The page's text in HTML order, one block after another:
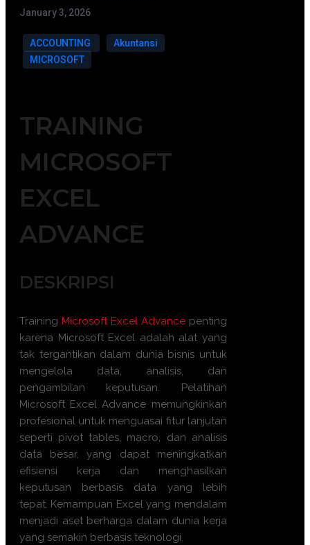
January 3, 2026
ACCOUNTING
Akuntansi
MICROSOFT
TRAINING
MICROSOFT
EXCEL
ADVANCE
DESKRIPSI
Training Microsoft Excel Advancepenting
karena Microsoft Excel adalah alat yang
tak tergantikan dalam dunia bisnis untuk
mengelola data, analisis, dan
pengambilan keputusan. Pelatihan
Microsoft Excel Advance memungkinkan
profesional untuk menguasai fitur lanjutan
seperti pivot tables, macro, dan analisis
data besar, yang dapat meningkatkan
efisiensi kerja dan menghasilkan
keputusan berbasis data yang lebih
tepat. Kemampuan Excel yang mendalam
menjadi aset berharga dalam dunia kerja
yang semakin berbasis teknologi.